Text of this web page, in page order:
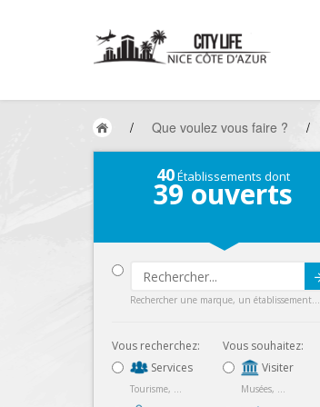
/ Que voulez vous faire ? /
40Établissements dont
39 ouverts
Rechercher une marque, un établissement...
Vous recherchez:
Services
Tourisme, ...
Vous souhaitez:
Visiter
Musées, ...